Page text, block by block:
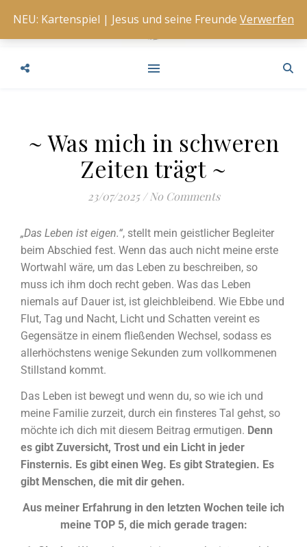
~ Was mich in schweren
Zeiten trägt ~
23/07/2025 / No Comments
„Das Leben ist eigen.“, stellt mein geistlicher Begleiter
beim Abschied fest. Wenn das auch nicht meine erste
Wortwahl wäre, um das Leben zu beschreiben, so
muss ich ihm doch recht geben. Was das Leben
niemals auf Dauer ist, ist gleichbleibend. Wie Ebbe und
Flut, Tag und Nacht, Licht und Schatten vereint es
Gegensätze in einem fließenden Wechsel, sodass es
allerhöchstens wenige Sekunden zum vollkommenen
Stillstand kommt.
Das Leben ist bewegt und wenn du, so wie ich und
meine Familie zurzeit, durch ein finsteres Tal gehst, so
möchte ich dich mit diesem Beitrag ermutigen. Denn
es gibt Zuversicht, Trost und ein Licht in jeder
Finsternis. Es gibt einen Weg. Es gibt Strategien. Es
gibt Menschen, die mit dir gehen.
Aus meiner Erfahrung in den letzten Wochen teile ich
meine TOP 5, die mich gerade tragen:
NEU: Kartenspiel | Jesus und seine Freunde Verwerfen